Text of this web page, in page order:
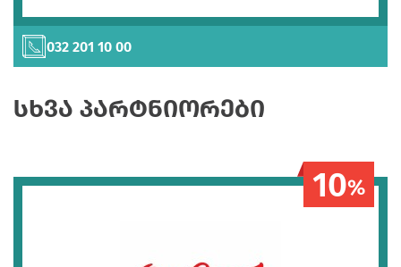
032 201 10 00
ᲡᲮᲕᲐ ᲞᲐᲠᲢᲜᲘᲝᲠᲔᲑᲘ
10%